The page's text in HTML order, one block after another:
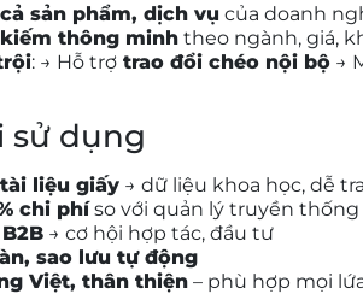
sản phẩm, dịch vụ của doanh
thông minh theo ngành, giá,
: → Hỗ trợ trao đổi chéo nội bộ →
sử dụng
tài liệu giấy → dữ liệu khoa học, dễ
chi phíso với quản lý truyền thống
→ cơ hội hợp tác, đầu tư
sao lưu tự động
Việt, thân thiện – phù hợp mọi